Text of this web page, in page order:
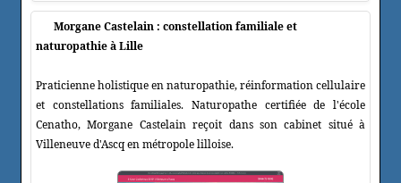
Morgane Castelain : constellation familiale et
naturopathie à Lille
Praticienne holistique en naturopathie, réinformation cellulaire
et constellations familiales. Naturopathe certifiée de l'école
Cenatho, Morgane Castelain reçoit dans son cabinet situé à
Villeneuve d'Ascq en métropole lilloise.